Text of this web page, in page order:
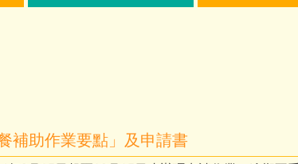
補助作業要點」及申請書